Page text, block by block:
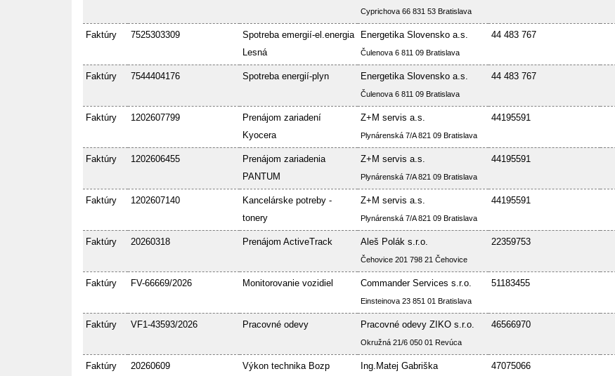
Cyprichova 66 831 53 Bratislava
Faktúry 7525303309
Spotreba emergií-el.energia
Lesná
Energetika Slovensko a.s.
Čulenova 6 811 09 Bratislava
44 483 767
Faktúry 7544404176 Spotreba energií-plyn Energetika Slovensko a.s.
Čulenova 6 811 09 Bratislava
44 483 767
Faktúry 1202607799
Prenájom zariadení
Kyocera
Z+M servis a.s.
Plynárenská 7/A 821 09 Bratislava
44195591
Faktúry 1202606455
Prenájom zariadenia
PANTUM
Z+M servis a.s.
Plynárenská 7/A 821 09 Bratislava
44195591
Faktúry 1202607140
Kancelárske potreby -
tonery
Z+M servis a.s.
Plynárenská 7/A 821 09 Bratislava
44195591
Faktúry 20260318 Prenájom ActiveTrack Aleš Polák s.r.o.
Čehovice 201 798 21 Čehovice
22359753
Faktúry FV-66669/2026 Monitorovanie vozidiel Commander Services s.r.o.
Einsteinova 23 851 01 Bratislava
51183455
Faktúry VF1-43593/2026 Pracovné odevy Pracovné odevy ZIKO s.r.o.
Okružná 21/6 050 01 Revúca
46566970
Faktúry 20260609 Výkon technika Bozp Ing.Matej Gabriška 47075066